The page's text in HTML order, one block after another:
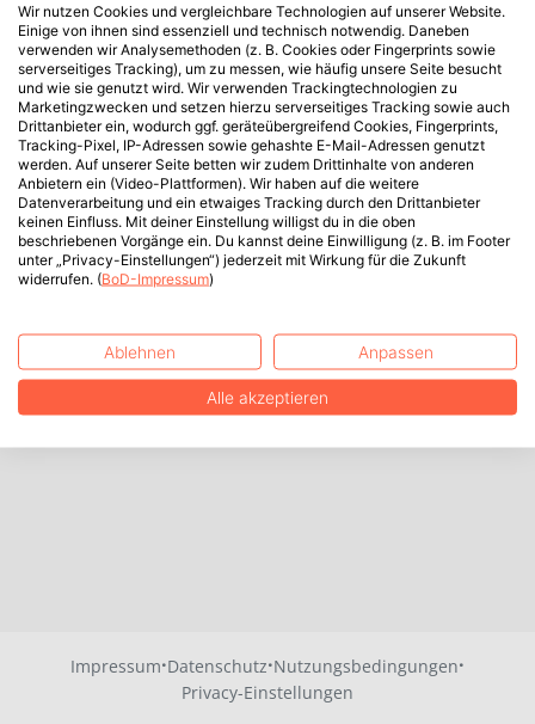
Impressum·Datenschutz·Nutzungsbedingungen·
Privacy-Einstellungen
Wir nutzen Cookies und vergleichbare Technologien auf unserer Website.
Einige von ihnen sind essenziell und technisch notwendig. Daneben
verwenden wir Analysemethoden (z. B. Cookies oder Fingerprints sowie
serverseitiges Tracking), um zu messen, wie häufig unsere Seite besucht
und wie sie genutzt wird. Wir verwenden Trackingtechnologien zu
Marketingzwecken und setzen hierzu serverseitiges Tracking sowie auch
Drittanbieter ein, wodurch ggf. geräteübergreifend Cookies, Fingerprints,
Tracking-Pixel, IP-Adressen sowie gehashte E-Mail-Adressen genutzt
werden. Auf unserer Seite betten wir zudem Drittinhalte von anderen
Anbietern ein (Video-Plattformen). Wir haben auf die weitere
Datenverarbeitung und ein etwaiges Tracking durch den Drittanbieter
keinen Einfluss. Mit deiner Einstellung willigst du in die oben
beschriebenen Vorgänge ein. Du kannst deine Einwilligung (z. B. im Footer
unter „Privacy-Einstellungen“) jederzeit mit Wirkung für die Zukunft
widerrufen. (BoD-Impressum)
Ablehnen Anpassen
Alle akzeptieren